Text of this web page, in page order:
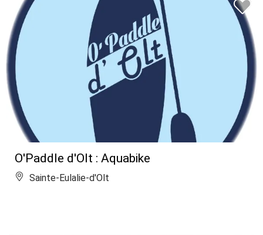
O'Paddle d'Olt : Aquabike
Sainte-Eulalie-d'Olt